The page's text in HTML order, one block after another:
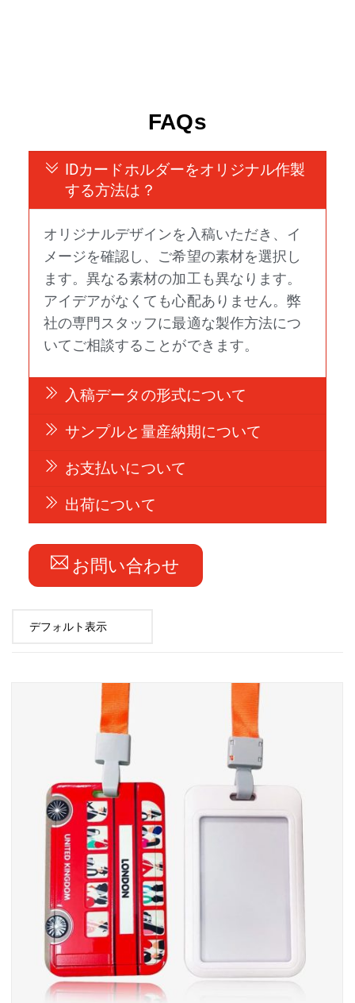
FAQs
IDカードホルダーをオリジナル作製
する方法は？
オリジナルデザインを入稿いただき、イ
メージを確認し、ご希望の素材を選択し
ます。異なる素材の加工も異なります。
アイデアがなくても心配ありません。弊
社の専門スタッフに最適な製作方法につ
いてご相談することができます。
入稿データの形式について
サンプルと量産納期について
お支払いについて
出荷について
お問い合わせ